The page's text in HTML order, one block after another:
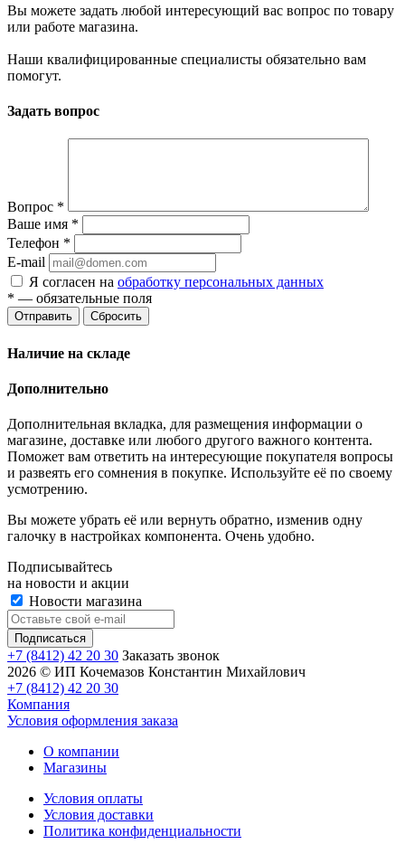
Вы можете задать любой интересующий вас вопрос по товару
или работе магазина.
Наши квалифицированные специалисты обязательно вам
помогут.
Задать вопрос
Вопрос *
Ваше имя *
Телефон *
E-mail
Я согласен на обработку персональных данных
* — обязательные поля
Отправить Сбросить
Наличие на складе
Дополнительно
Дополнительная вкладка, для размещения информации о
магазине, доставке или любого другого важного контента.
Поможет вам ответить на интересующие покупателя вопросы
и развеять его сомнения в покупке. Используйте её по своему
усмотрению.
Вы можете убрать её или вернуть обратно, изменив одну
галочку в настройках компонента. Очень удобно.
Подписывайтесь
на новости и акции
Новости магазина
+7 (8412) 42 20 30 Заказать звонок
2026 © ИП Кочемазов Константин Михайлович
+7 (8412) 42 20 30
Компания
Условия оформления заказа
О компании
Магазины
Условия оплаты
Условия доставки
Политика конфиденциальности